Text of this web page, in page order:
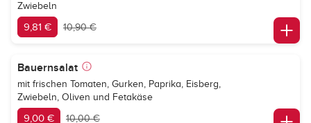
Zwiebeln
9,81 € 10,90 €
Bauernsalat
mit frischen Tomaten, Gurken, Paprika, Eisberg,
Zwiebeln, Oliven und Fetakäse
9,00 € 10,00 €